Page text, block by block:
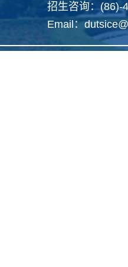
招生咨询：(86)-
Email：